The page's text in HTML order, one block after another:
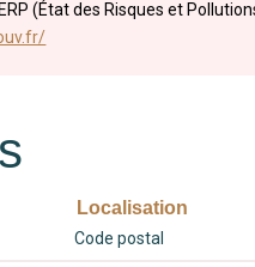
(État des Risques et
Localisation
Code postal